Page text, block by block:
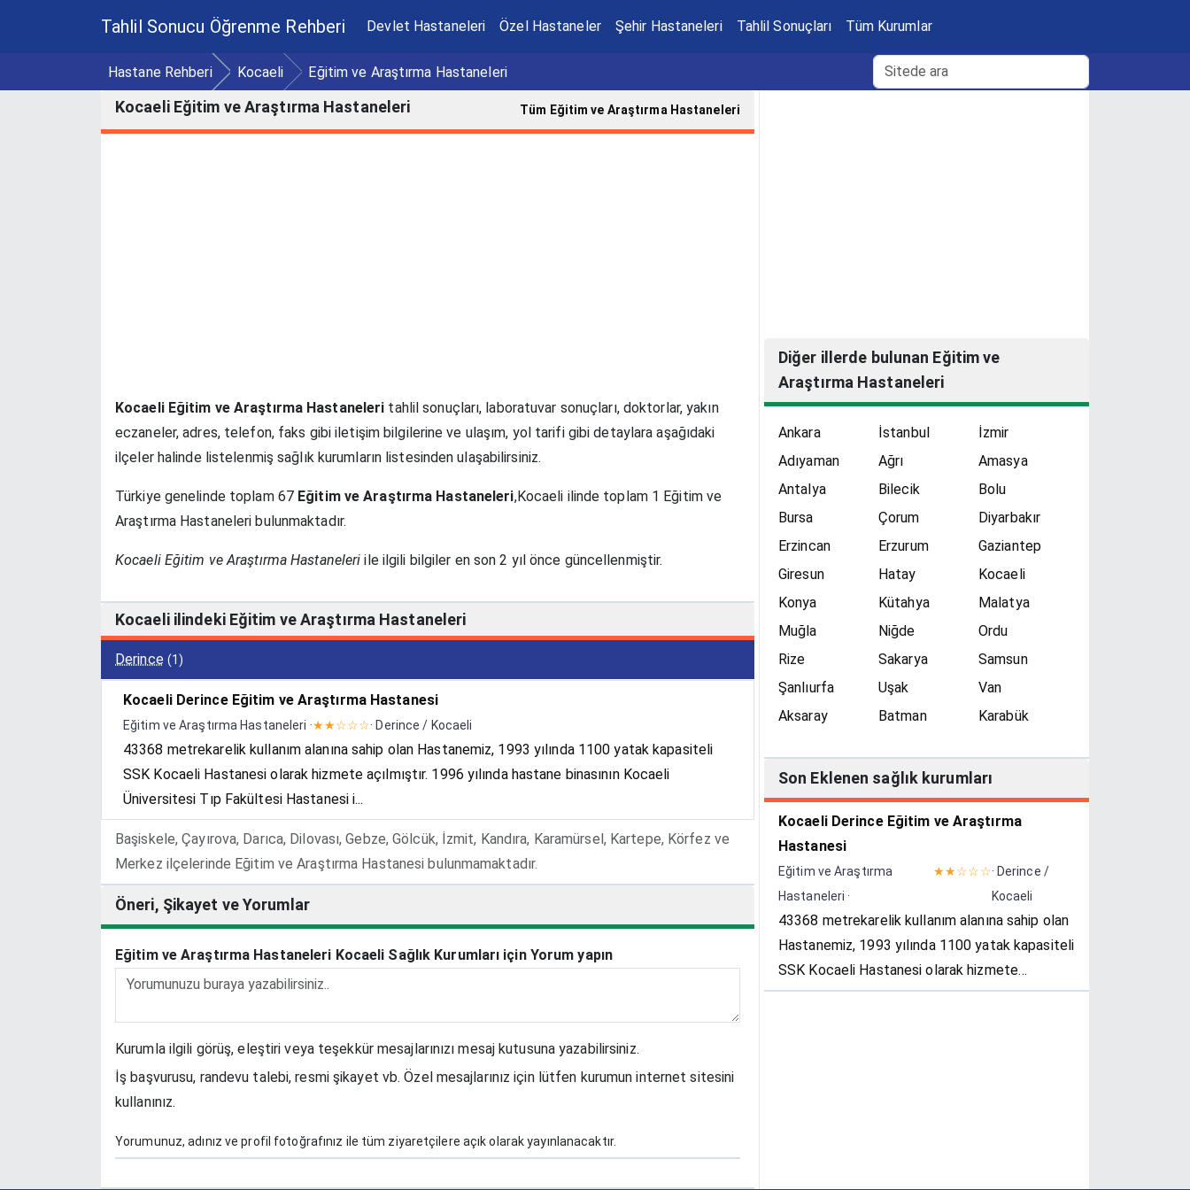
Tahlil Sonucu Öğrenme Rehberi Devlet Hastaneleri Özel Hastaneler Şehir Hastaneleri Tahlil Sonuçları Tüm Kurumlar
Hastane Rehberi Kocaeli Eğitim ve Araştırma Hastaneleri
Kocaeli Eğitim ve Araştırma Hastaneleri Tüm Eğitim ve Araştırma Hastaneleri
Kocaeli Eğitim ve Araştırma Hastaneleri tahlil sonuçları, laboratuvar sonuçları, doktorlar, yakın
eczaneler, adres, telefon, faks gibi iletişim bilgilerine ve ulaşım, yol tarifi gibi detaylara aşağıdaki
ilçeler halinde listelenmiş sağlık kurumların listesinden ulaşabilirsiniz.
Türkiye genelinde toplam 67 Eğitim ve Araştırma Hastaneleri,Kocaeli ilinde toplam 1 Eğitim ve
Araştırma Hastaneleri bulunmaktadır.
Kocaeli Eğitim ve Araştırma Hastaneleri ile ilgili bilgiler en son 2 yıl önce güncellenmiştir.
Kocaeli ilindeki Eğitim ve Araştırma Hastaneleri
Derince (1)
Kocaeli Derince Eğitim ve Araştırma Hastanesi
Eğitim ve Araştırma Hastaneleri ·★★☆☆☆· Derince / Kocaeli
43368 metrekarelik kullanım alanına sahip olan Hastanemiz, 1993 yılında 1100 yatak kapasiteli
SSK Kocaeli Hastanesi olarak hizmete açılmıştır. 1996 yılında hastane binasının Kocaeli
Üniversitesi Tıp Fakültesi Hastanesi i...
Başiskele, Çayırova, Darıca, Dilovası, Gebze, Gölcük, İzmit, Kandıra, Karamürsel, Kartepe, Körfez ve
Merkez ilçelerinde Eğitim ve Araştırma Hastanesi bulunmamaktadır.
Öneri, Şikayet ve Yorumlar
Eğitim ve Araştırma Hastaneleri Kocaeli Sağlık Kurumları için Yorum yapın
Kurumla ilgili görüş, eleştiri veya teşekkür mesajlarınızı mesaj kutusuna yazabilirsiniz.
İş başvurusu, randevu talebi, resmi şikayet vb. Özel mesajlarınız için lütfen kurumun internet sitesini
kullanınız.
Yorumunuz, adınız ve profil fotoğrafınız ile tüm ziyaretçilere açık olarak yayınlanacaktır.
Diğer illerde bulunan Eğitim ve
Araştırma Hastaneleri
Ankara İstanbul
İzmir
Adıyaman
Ağrı
Amasya
Antalya
Bilecik
Bolu
Bursa
Çorum
Diyarbakır
Erzincan
Erzurum
Gaziantep
Giresun
Hatay
Kocaeli
Konya
Kütahya
Malatya
Muğla
Niğde
Ordu
Rize
Sakarya
Samsun
Şanlıurfa
Uşak
Van
Aksaray
Batman Karabük
Son Eklenen sağlık kurumları
Kocaeli Derince Eğitim ve Araştırma
Hastanesi
Eğitim ve Araştırma
Hastaneleri ·
★★☆☆☆· Derince /
Kocaeli
43368 metrekarelik kullanım alanına sahip olan
Hastanemiz, 1993 yılında 1100 yatak kapasiteli
SSK Kocaeli Hastanesi olarak hizmete
açılmıştır. 1996 yılında hastane binasının